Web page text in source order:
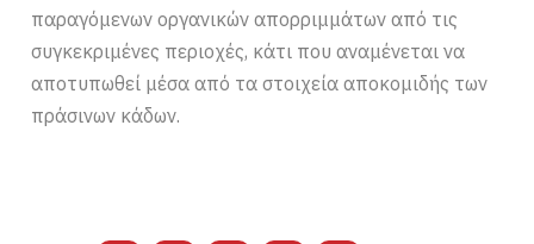
παραγόμενων οργανικών απορριμμάτων από τις
συγκεκριμένες περιοχές, κάτι που αναμένεται να
αποτυπωθεί μέσα από τα στοιχεία αποκομιδής των
πράσινων κάδων.